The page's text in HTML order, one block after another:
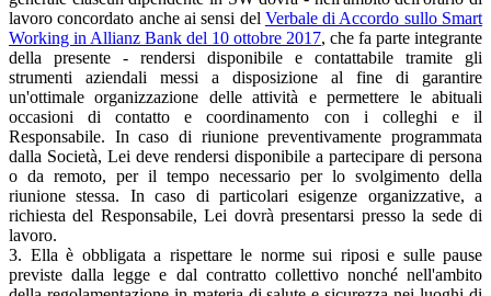
lavoro concordato anche ai sensi del Verbale di Accordo sullo Smart
Working in Allianz Bank del 10 ottobre 2017, che fa parte integrante
della presente - rendersi disponibile e contattabile tramite gli
strumenti aziendali messi a disposizione al fine di garantire
un'ottimale organizzazione delle attività e permettere le abituali
occasioni di contatto e coordinamento con i colleghi e il
Responsabile. In caso di riunione preventivamente programmata
dalla Società, Lei deve rendersi disponibile a partecipare di persona
o da remoto, per il tempo necessario per lo svolgimento della
riunione stessa. In caso di particolari esigenze organizzative, a
richiesta del Responsabile, Lei dovrà presentarsi presso la sede di
lavoro.
3. Ella è obbligata a rispettare le norme sui riposi e sulle pause
previste dalla legge e dal contratto collettivo nonché nell'ambito